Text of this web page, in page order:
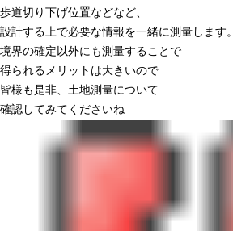
歩道切り下げ位置などなど、
設計する上で必要な情報を一緒に測量します。
境界の確定以外にも測量することで
得られるメリットは大きいので
皆様も是非、土地測量について
確認してみてくださいね